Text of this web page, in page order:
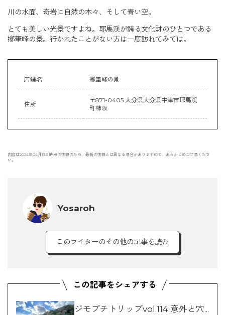
川の水面、奇岩に自然の木々、そして青い空。
とても美しい光景ですよね。耶馬渓が誇る文化財のひとつである
擲筆峰の景。行かれたことがない方は一度訪れてみては。
店舗名 擲筆峰の景
住所
〒871-0405 大分県大分県中津市耶馬渓
町柿坂
内容は2024年04月13日時点の情報のため、最新の情報とは異なる場合がありますので、あらかじめご了承くださ
い。
Yosaroh
このライターのその他の記事を読む
ジモプチトリップvol.114 意外と穴...